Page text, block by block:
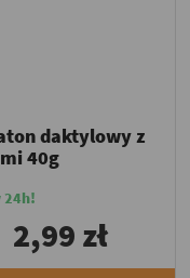
daktylowy z
40g
24h!
2,99 zł